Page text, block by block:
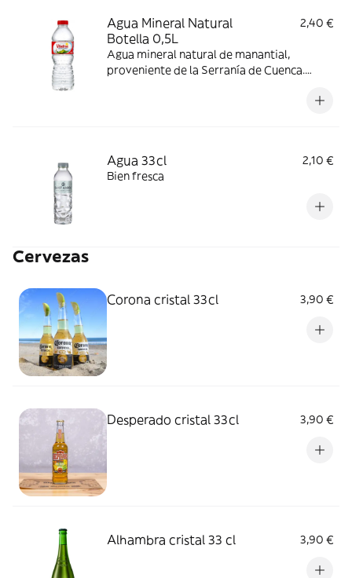
Agua Mineral Natural
Botella 0,5L
2,40 €
Agua mineral natural de manantial,
proveniente de la Serranía de Cuenca.
Agua 33cl
2,10 €
Bien fresca
Cervezas
Corona cristal 33cl 3,90 €
Desperado cristal 33cl 3,90 €
Alhambra cristal 33 cl 3,90 €